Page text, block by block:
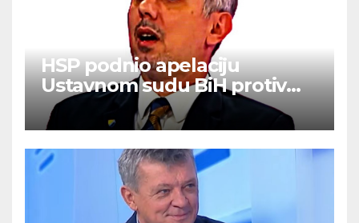
HSP podnio apelaciju
Ustavnom sudu BiH protiv
ovjere kandidature Slavena
Kovačevića